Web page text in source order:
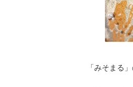
「みそまる